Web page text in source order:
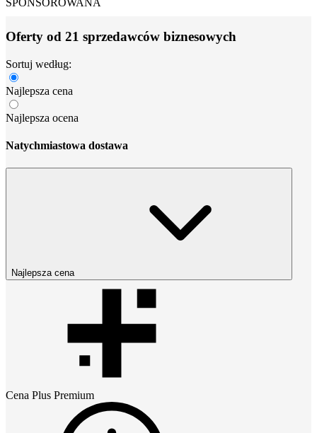
Oferty od 21 sprzedawców biznesowych
Sortuj według:
Najlepsza cena
Najlepsza ocena
Natychmiastowa dostawa
Najlepsza cena
Cena Plus Premium